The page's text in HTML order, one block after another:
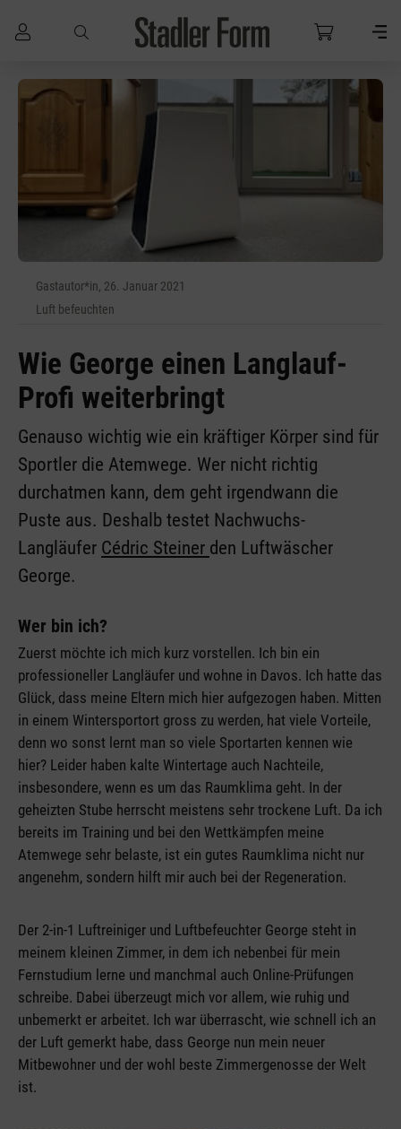
Zum Hauptinhalt springen
Gastautor*in, 26. Januar 2021
Luft befeuchten
Wie George einen Langlauf-
Profi weiterbringt
Genauso wichtig wie ein kräftiger Körper sind für
Sportler die Atemwege. Wer nicht richtig
durchatmen kann, dem geht irgendwann die
Puste aus. Deshalb testet Nachwuchs-
Langläufer Cédric Steiner den Luftwäscher
George.
Wer bin ich?
Zuerst möchte ich mich kurz vorstellen. Ich bin ein
professioneller Langläufer und wohne in Davos. Ich hatte das
Glück, dass meine Eltern mich hier aufgezogen haben. Mitten
in einem Wintersportort gross zu werden, hat viele Vorteile,
denn wo sonst lernt man so viele Sportarten kennen wie
hier? Leider haben kalte Wintertage auch Nachteile,
insbesondere, wenn es um das Raumklima geht. In der
geheizten Stube herrscht meistens sehr trockene Luft. Da ich
bereits im Training und bei den Wettkämpfen meine
Atemwege sehr belaste, ist ein gutes Raumklima nicht nur
angenehm, sondern hilft mir auch bei der Regeneration.
Der 2-in-1 Luftreiniger und Luftbefeuchter George steht in
meinem kleinen Zimmer, in dem ich nebenbei für mein
Fernstudium lerne und manchmal auch Online-Prüfungen
schreibe. Dabei überzeugt mich vor allem, wie ruhig und
unbemerkt er arbeitet. Ich war überrascht, wie schnell ich an
der Luft gemerkt habe, dass George nun mein neuer
Mitbewohner und der wohl beste Zimmergenosse der Welt
ist.